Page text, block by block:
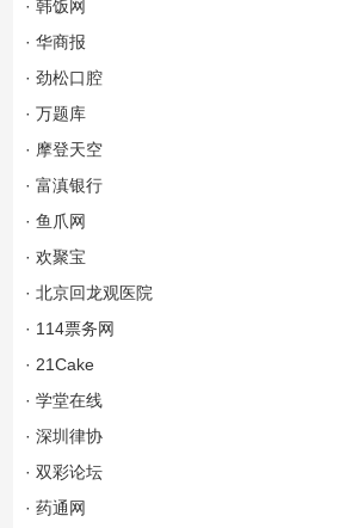
· 韩饭网
· 华商报
· 劲松口腔
· 万题库
· 摩登天空
· 富滇银行
· 鱼爪网
· 欢聚宝
· 北京回龙观医院
· 114票务网
· 21Cake
· 学堂在线
· 深圳律协
· 双彩论坛
· 药通网